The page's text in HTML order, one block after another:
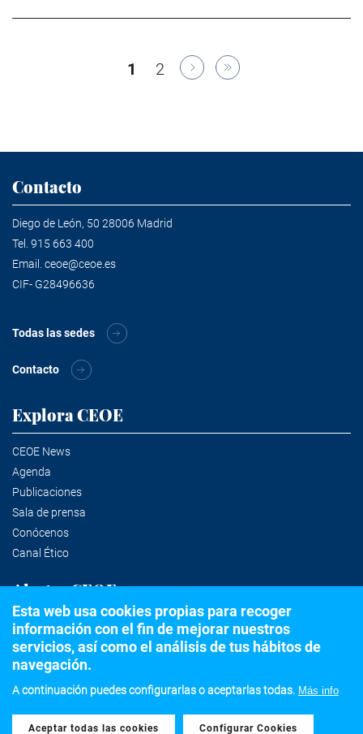
Página
1 Página
2
Contacto
Diego de León, 50 28006 Madrid
Tel. 915 663 400
Email. ceoe@ceoe.es
CIF- G28496636
Todas las sedes
Contacto
Explora CEOE
CEOE News
Agenda
Publicaciones
Sala de prensa
Conócenos
Canal Ético
Alertas CEOE
Suscríbete a la newsletter
©2020 Confederación Española de Organizaciones Empresariales
Esta web usa cookies propias para recoger
información con el fin de mejorar nuestros
servicios, así como el análisis de tus hábitos de
navegación.
A continuación puedes configurarlas o aceptarlas todas. Más info
Aceptar todas las cookies
Withdraw consent